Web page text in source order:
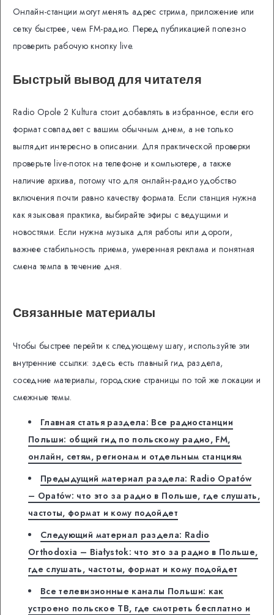
Онлайн-станции могут менять адрес стрима, приложение или
сетку быстрее, чем FM-радио. Перед публикацией полезно
проверить рабочую кнопку live.
Быстрый вывод для читателя
Radio Opole 2 Kultura стоит добавлять в избранное, если его
формат совпадает с вашим обычным днем, а не только
выглядит интересно в описании. Для практической проверки
проверьте live-поток на телефоне и компьютере, а также
наличие архива, потому что для онлайн-радио удобство
включения почти равно качеству формата. Если станция нужна
как языковая практика, выбирайте эфиры с ведущими и
новостями. Если нужна музыка для работы или дороги,
важнее стабильность приема, умеренная реклама и понятная
смена темпа в течение дня.
Связанные материалы
Чтобы быстрее перейти к следующему шагу, используйте эти
внутренние ссылки: здесь есть главный гид раздела,
соседние материалы, городские страницы по той же локации и
смежные темы.
Главная статья раздела: Все радиостанции
Польши: общий гид по польскому радио, FM,
онлайн, сетям, регионам и отдельным станциям
Предыдущий материал раздела: Radio Opatów
– Opatów: что это за радио в Польше, где слушать,
частоты, формат и кому подойдет
Следующий материал раздела: Radio
Orthodoxia – Białystok: что это за радио в Польше,
где слушать, частоты, формат и кому подойдет
Все телевизионные каналы Польши: как
устроено польское ТВ, где смотреть бесплатно и